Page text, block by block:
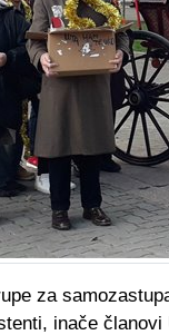
za
inače članovi